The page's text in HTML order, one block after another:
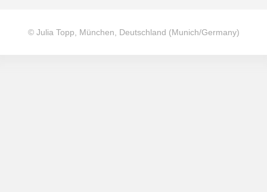
© Julia Topp, München, Deutschland (Munich/Germany)